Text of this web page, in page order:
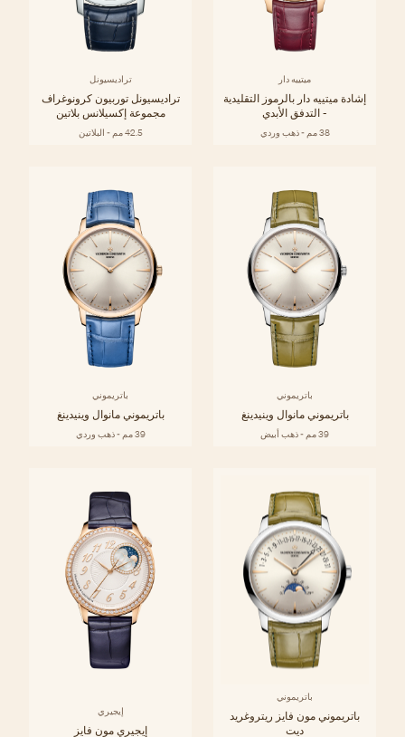
ميتييه دار
إشادة ميتييه دار بالرموز التقليدية
- التدفق الأبدي
38 مم - ذهب وردي
تراديسيونل
تراديسيونل توربيون كرونوغراف
مجموعة إكسيلانس بلاتين
42.5 مم - البلاتين
باتريموني
باتريموني مانوال وينيدينغ
39 مم - ذهب أبيض
باتريموني
باتريموني مانوال وينيدينغ
39 مم - ذهب وردي
باتريموني
باتريموني مون فايز ريتروغريد
ديت
إيجيري
إيجيري مون فايز